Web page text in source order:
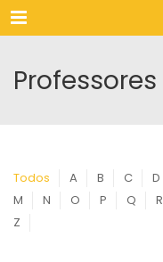
Menu
Professores
Todos A B C D
M
N O P Q R
Z